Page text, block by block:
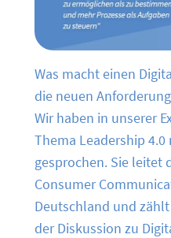
Was macht einen
die neuen
Wir haben in unserer
Thema Leadership
gesprochen. Sie leitet
Consumer
Deutschland und
der Diskussion zu